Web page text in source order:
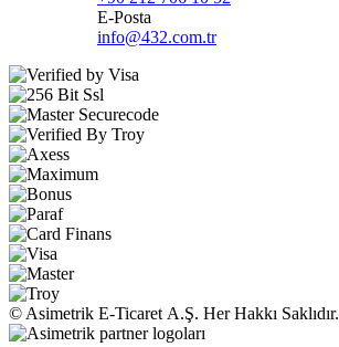
E-Posta
info@432.com.tr
© Asimetrik E‑Ticaret A.Ş. Her Hakkı Saklıdır.